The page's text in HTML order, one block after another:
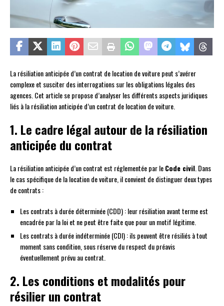
La résiliation anticipée d’un contrat de location de voiture peut s’avérer
complexe et susciter des interrogations sur les obligations légales des
agences. Cet article se propose d’analyser les différents aspects juridiques
liés à la résiliation anticipée d’un contrat de location de voiture.
1. Le cadre légal autour de la résiliation
anticipée du contrat
La résiliation anticipée d’un contrat est réglementée par leCode civil. Dans
le cas spécifique de la location de voiture, il convient de distinguer deux types
de contrats :
Les contrats à durée déterminée (CDD) : leur résiliation avant terme est
encadrée par la loi et ne peut être faite que pour un motif légitime.
Les contrats à durée indéterminée (CDI) : ils peuvent être résiliés à tout
moment sans condition, sous réserve du respect du préavis
éventuellement prévu au contrat.
2. Les conditions et modalités pour
résilier un contrat